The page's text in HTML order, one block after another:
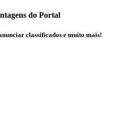
do Portal
classificados e muito mais!